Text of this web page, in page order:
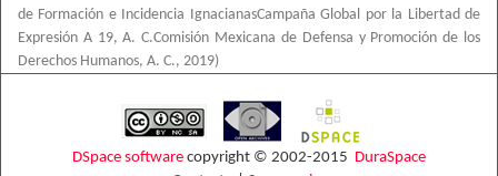
de Formación e Incidencia IgnacianasCampaña Global por la Libertad de
Expresión A 19, A. C.Comisión Mexicana de Defensa y Promoción de los
Derechos Humanos, A. C., 2019)
DSpace software copyright © 2002-2015 DuraSpace